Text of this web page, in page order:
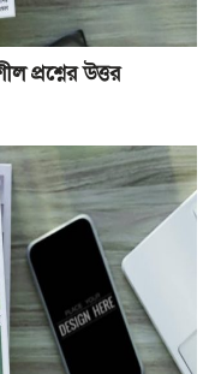
প্রশ্নের উত্তর